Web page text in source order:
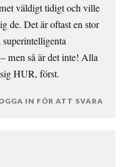
väldigt tidigt och ville
de. Det är oftast en stor
men så är det inte! Alla
HUR, först.
IN FÖR ATT SVARA